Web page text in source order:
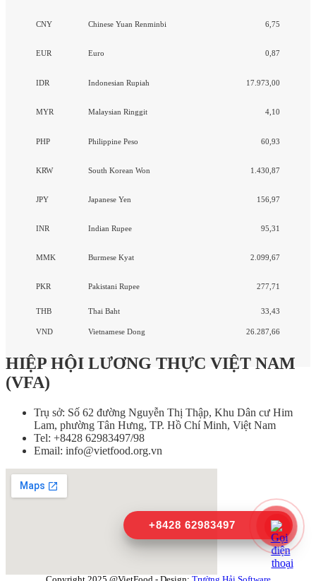
CNY Chinese Yuan Renminbi 6,75
EUR Euro 0,87
IDR Indonesian Rupiah 17.973,00
MYR Malaysian Ringgit 4,10
PHP Philippine Peso 60,93
KRW South Korean Won 1.430,87
JPY Japanese Yen 156,97
INR Indian Rupee 95,31
MMK Burmese Kyat 2.099,67
PKR Pakistani Rupee 277,71
THB Thai Baht 33,43
VND Vietnamese Dong 26.287,66
HIỆP HỘI LƯƠNG THỰC VIỆT NAM
(VFA)
Trụ sở: Số 62 đường Nguyễn Thị Thập, Khu Dân cư Him
Lam, phường Tân Hưng, TP. Hồ Chí Minh, Việt Nam
Tel: +8428 62983497/98
Email: info@vietfood.org.vn
+8428 62983497